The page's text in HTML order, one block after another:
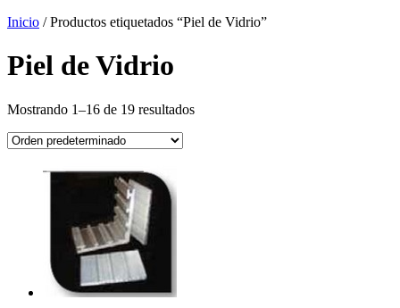
Inicio / Productos etiquetados “Piel de Vidrio”
Piel de Vidrio
Mostrando 1–16 de 19 resultados